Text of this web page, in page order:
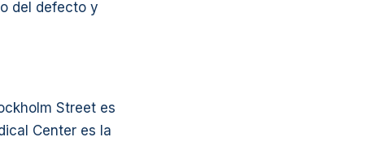
del defecto y
Street es
Center es la